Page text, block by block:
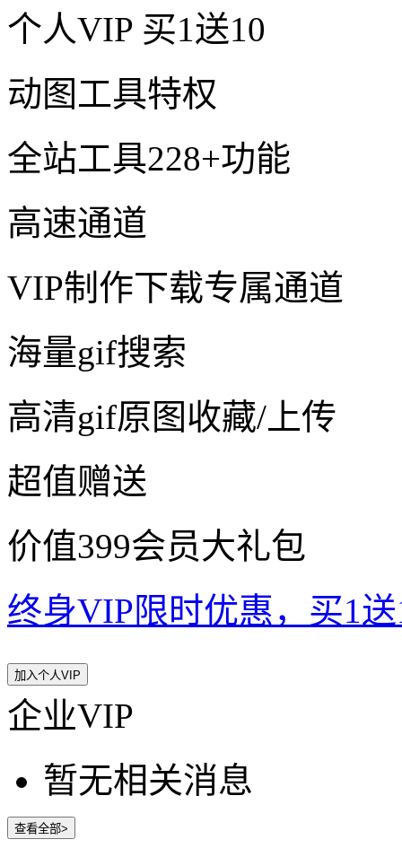
个人VIP 买1送10
动图工具特权
全站工具228+功能
高速通道
VIP制作下载专属通道
海量gif搜索
高清gif原图收藏/上传
超值赠送
价值399会员大礼包
终身VIP限时优惠，买1
加入个人VIP
企业VIP
暂无相关消息
查看全部>